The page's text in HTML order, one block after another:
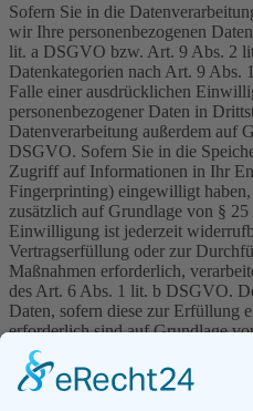
Sofern Sie in die
wir Ihre personenbezogenen
lit. a DSGVO bzw. Art. 9 Abs. 2
Datenkategorien nach Art. 9
Falle einer ausdrücklichen
personenbezogener Daten in
Datenverarbeitung außerdem auf
DSGVO. Sofern Sie in die
Zugriff auf Informationen in Ihr
Fingerprinting) eingewilligt
zusätzlich auf Grundlage von §
Einwilligung ist jederzeit
Vertragserfüllung oder zur
Maßnahmen erforderlich,
des Art. 6 Abs. 1 lit. b DSGVO.
Daten, sofern diese zur Erfüllung
erforderlich sind auf Grundlage
Die Datenverarbeitung kann
berechtigten Interesses nach
Über die jeweils im Einzelfall